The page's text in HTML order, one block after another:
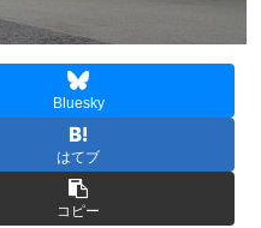
Bluesky
はてブ
コピー